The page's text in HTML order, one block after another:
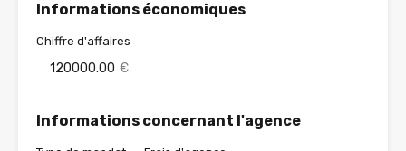
Informations économiques
Chiffre d'affaires
120000.00 €
Informations concernant l'agence